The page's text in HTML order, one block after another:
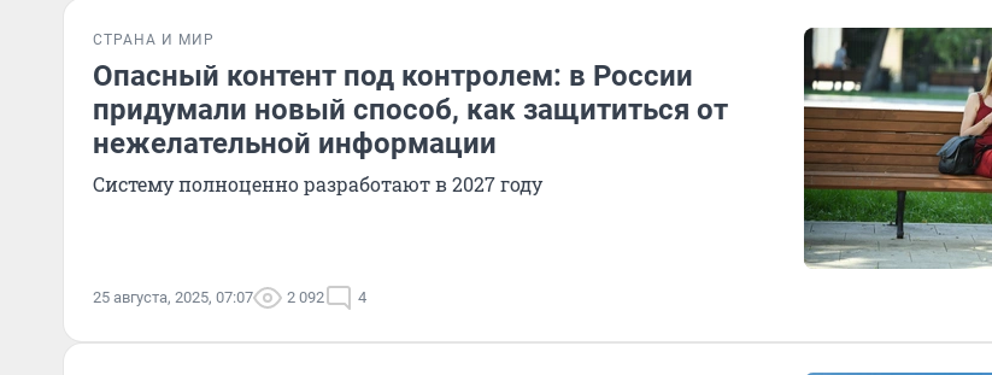
СТРАНА И МИР
Опасный контент под контролем: в России
придумали новый способ, как защититься от
нежелательной информации
Систему полноценно разработают в 2027 году
25 августа, 2025, 07:07 2 092 4